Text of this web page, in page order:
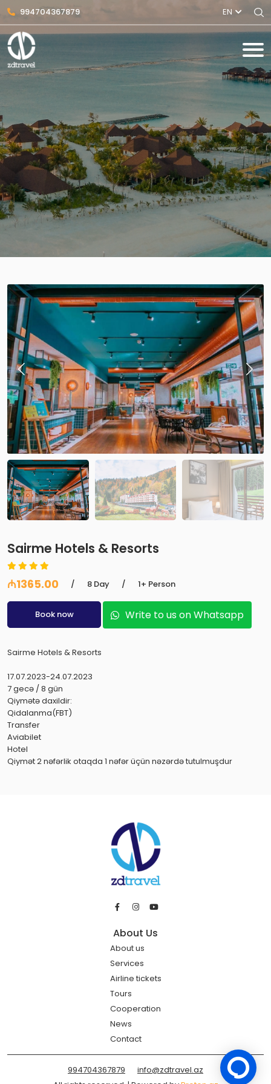
994704367879 EN
Sairme Hotels & Resorts
₼1365.00 / 8 Day / 1+ Person
Book now Write to us on Whatsapp
Sairme Hotels & Resorts
17.07.2023-24.07.2023
7 gecə / 8 gün
Qiymətə daxildir:
Qidalanma(FBT)
Transfer
Aviabilet
Hotel
Qiymət 2 nəfərlik otaqda 1 nəfər üçün nəzərdə tutulmuşdur
About Us
About us
Services
Airline tickets
Tours
Cooperation
News
Contact
994704367879 info@zdtravel.az